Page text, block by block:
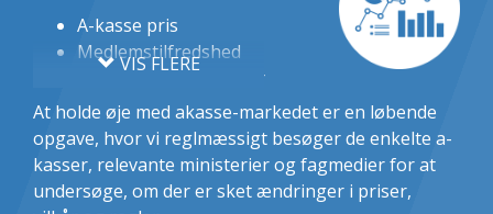
A-kasse pris
Medlemstilfredshed
Optagelsesmuligheder
Mulighed for lønsikring
Mulighed for fagforening
Udvikling i medlemstal
VIS FLERE
At holde øje med akasse-markedet er en løbende
opgave, hvor vi reglmæssigt besøger de enkelte a-
kasser, relevante ministerier og fagmedier for at
undersøge, om der er sket ændringer i priser,